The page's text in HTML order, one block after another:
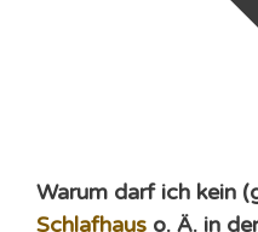
Warum darf ich kein
Schlafhaus o. Ä. in